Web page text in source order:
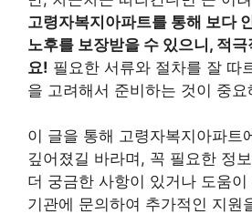
고령자복지아파트를 통해 보다
노후를 보장받을 수 있으니, 적
요! 필요한 서류와 절차를 잘 따
을 고려해서 준비하는 것이 중요
이 글을 통해 고령자복지아파트
깊어졌길 바라며, 꼭 필요한 정
더 궁금한 사항이 있거나 도움
기관에 문의하여 추가적인 지원